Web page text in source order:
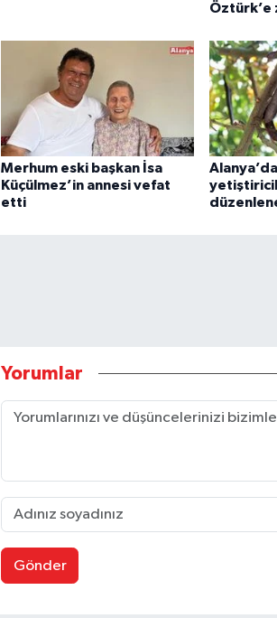
Öztürk’e
Merhum eski başkan İsa
Küçülmez’in annesi vefat
etti
Yorumlar
Gönder